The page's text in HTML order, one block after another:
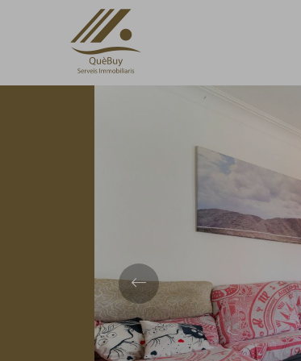
Volver
Previous